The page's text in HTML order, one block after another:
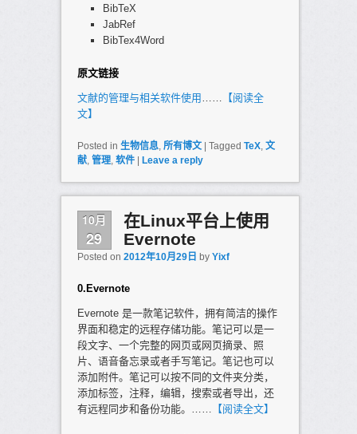
BibTeX
JabRef
BibTex4Word
原文链接
文献的管理与相关软件使用
【阅读全
文】
Posted in 生物信息, 所有博文 Tagged TeX, 文
献, 管理, 软件 Leave a reply
10月
29
在Linux平台上使用
Evernote
Posted on 2012年10月29日 by Yixf
0.Evernote
Evernote 是一款笔记软件，拥有简洁的操作
界面和稳定的远程存储功能。笔记可以是一
段文字、一个完整的网页或网页摘录、照
片、语音备忘录或者手写笔记。笔记也可以
添加附件。笔记可以按不同的文件夹分类，
添加标签，注释，编辑，搜索或者导出，还
有远程同步和备份功能。……
【阅读全文】